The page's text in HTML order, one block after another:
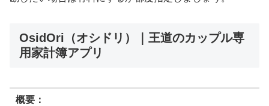
OsidOri（オシドリ）｜王道のカップル専
用家計簿アプリ
概要：